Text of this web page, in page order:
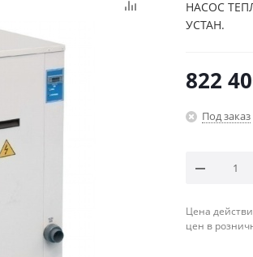
НАСОС
УСТАН.
822
Под заказ
Цена
цен в